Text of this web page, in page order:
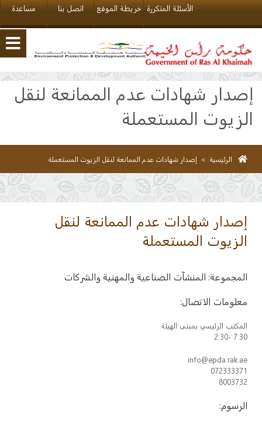
مساعدة اتصل بنا خريطة الموقع الأسئلة المتكررة
إصدار شهادات عدم الممانعة لنقل
الزيوت المستعملة
الرئيسية > إصدار شهادات عدم الممانعة لنقل الزيوت المستعملة
إصدار شهادات عدم الممانعة لنقل
الزيوت المستعملة
المجموعة: المنشآت الصناعية والمهنية والشركات
معلومات الاتصال:
المكتب الرئيسي بمبنى الهيئة
7:30 -2:30
info@epda.rak.ae
072333371
8003732
الرسوم: